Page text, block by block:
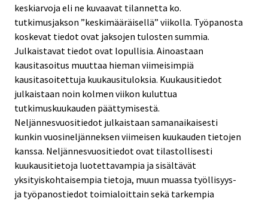
keskiarvoja eli ne kuvaavat tilannetta ko.
tutkimusjakson ”keskimääräisellä” viikolla. Työpanosta
koskevat tiedot ovat jaksojen tulosten summia.
Julkaistavat tiedot ovat lopullisia. Ainoastaan
kausitasoitus muuttaa hieman viimeisimpiä
kausitasoitettuja kuukausituloksia. Kuukausitiedot
julkaistaan noin kolmen viikon kuluttua
tutkimuskuukauden päättymisestä.
Neljännesvuositiedot julkaistaan samanaikaisesti
kunkin vuosineljänneksen viimeisen kuukauden tietojen
kanssa. Neljännesvuositiedot ovat tilastollisesti
kuukausitietoja luotettavampia ja sisältävät
yksityiskohtaisempia tietoja, muun muassa työllisyys-
ja työpanostiedot toimialoittain sekä tarkempia